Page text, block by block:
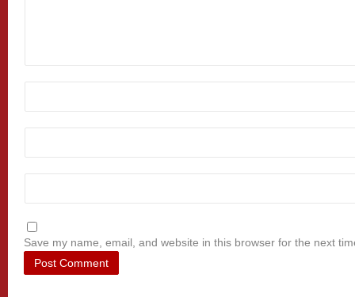
Save my name, email, and website in this browser for the next